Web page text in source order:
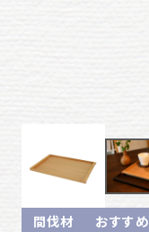
間伐材 おすすめ